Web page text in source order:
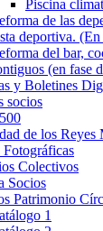
Piscina
de las
deportiva.
del bar,
(en fase
y Boletines
socios
de los Reyes
Fotográficas
Colectivos
Socios
Patrimonio
1